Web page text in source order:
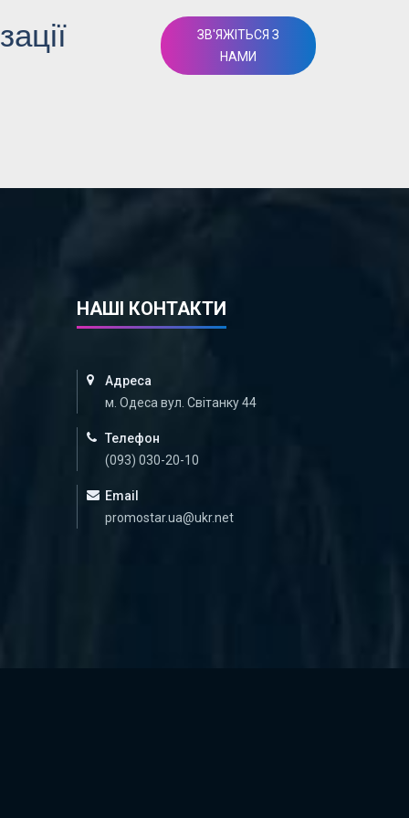
ЗВ'ЯЖІТЬСЯ З
НАМИ
НАШІ КОНТАКТИ
Адреса
м. Одеса вул. Світанку 44
Телефон
(093) 030-20-10
Email
promostar.ua@ukr.net